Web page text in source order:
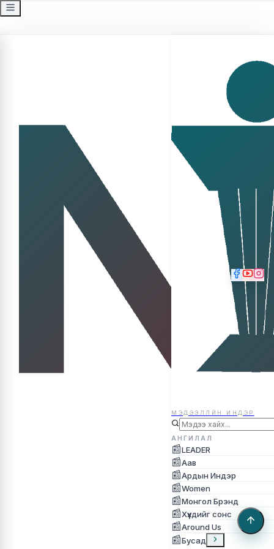
МЭДЭЭЛЛЙН ИНДЭР
АНГИЛАЛ
📰LEADER
📰Аав
📰Ардын Индэр
📰Women
📰Монгол Брэнд
📰Хүүхдийг сонс
📰Around Us
📰Бусад